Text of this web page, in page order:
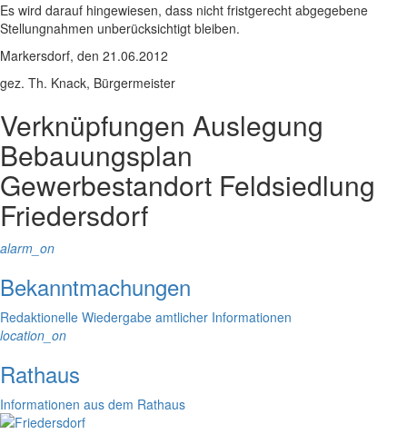
Es wird darauf hingewiesen, dass nicht fristgerecht abgegebene
Stellungnahmen unberücksichtigt bleiben.
Markersdorf, den 21.06.2012
gez. Th. Knack, Bürgermeister
Verknüpfungen Auslegung
Bebauungsplan
Gewerbestandort Feldsiedlung
Friedersdorf
alarm_on
Bekanntmachungen
Redaktionelle Wiedergabe amtlicher Informationen
location_on
Rathaus
Informationen aus dem Rathaus